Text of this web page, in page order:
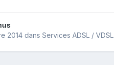
2014 dans Services ADSL /